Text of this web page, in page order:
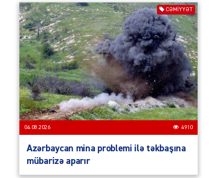
CƏMIYYƏT
04.08.2026 4910
Azərbaycan mina problemi ilə təkbaşına
mübarizə aparır